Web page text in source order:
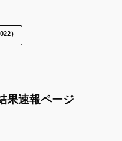
）
果速報ページ